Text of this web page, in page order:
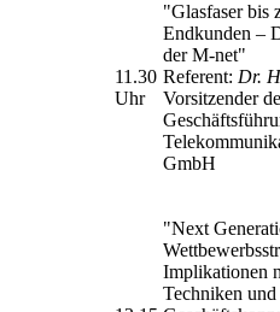
11.30
Uhr
"Glasfaser bis
Endkunden –
der M-net"
Referent: Dr.
Vorsitzender
GmbH
"Next
Implikationen
Techniken und